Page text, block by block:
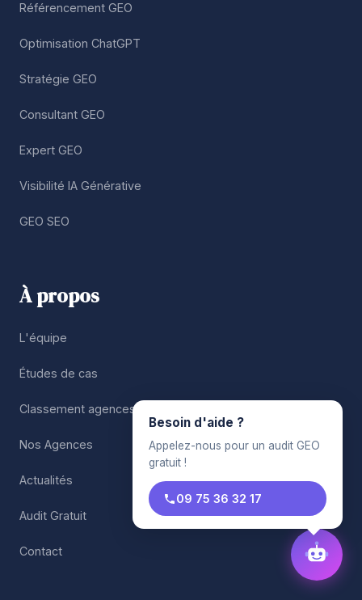
Référencement GEO
Optimisation ChatGPT
Stratégie GEO
Consultant GEO
Expert GEO
Visibilité IA Générative
GEO SEO
À propos
L'équipe
Études de cas
Classement agences SEO
Nos Agences
Actualités
Audit Gratuit
Contact